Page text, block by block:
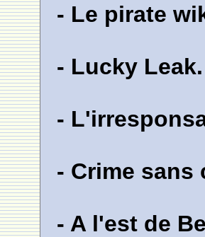
- Le pirate
- Lucky Leak.
-
- Crime sans
- A l'est de